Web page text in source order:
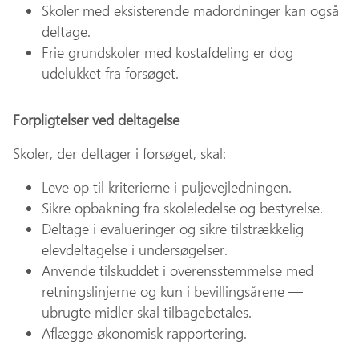
Skoler med eksisterende madordninger kan også
deltage.
Frie grundskoler med kostafdeling er dog
udelukket fra forsøget.
Forpligtelser ved deltagelse
Skoler, der deltager i forsøget, skal:
Leve op til kriterierne i puljevejledningen.
Sikre opbakning fra skoleledelse og bestyrelse.
Deltage i evalueringer og sikre tilstrækkelig
elevdeltagelse i undersøgelser.
Anvende tilskuddet i overensstemmelse med
retningslinjerne og kun i bevillingsårene —
ubrugte midler skal tilbagebetales.
Aflægge økonomisk rapportering.